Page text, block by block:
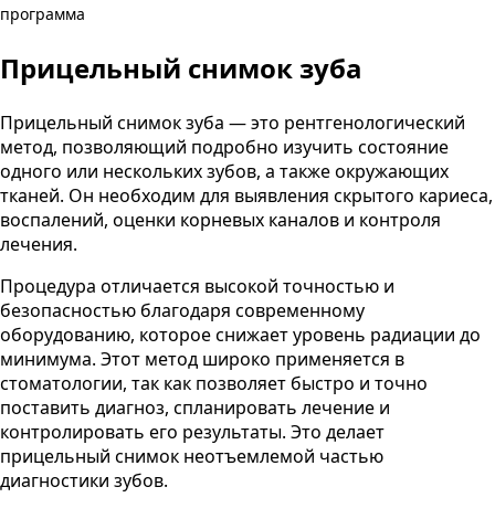
программа
Прицельный снимок зуба
Прицельный снимок зуба — это рентгенологический
метод, позволяющий подробно изучить состояние
одного или нескольких зубов, а также окружающих
тканей. Он необходим для выявления скрытого кариеса,
воспалений, оценки корневых каналов и контроля
лечения.
Процедура отличается высокой точностью и
безопасностью благодаря современному
оборудованию, которое снижает уровень радиации до
минимума. Этот метод широко применяется в
стоматологии, так как позволяет быстро и точно
поставить диагноз, спланировать лечение и
контролировать его результаты. Это делает
прицельный снимок неотъемлемой частью
диагностики зубов.